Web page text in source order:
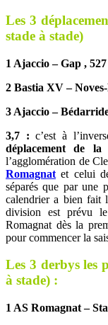
Les 3
stade à stade)
1 Ajaccio – Gap ,
2 Bastia XV –
3 Ajaccio –
3,7 :c’est à
déplacement de
l’agglomération de
Romagnat et celui
séparés que par une
calendrier a bien fait
division est prévu
Romagnat dès la
pour commencer la
Les 3 derbys les
à stade) :
1 AS Romagnat –